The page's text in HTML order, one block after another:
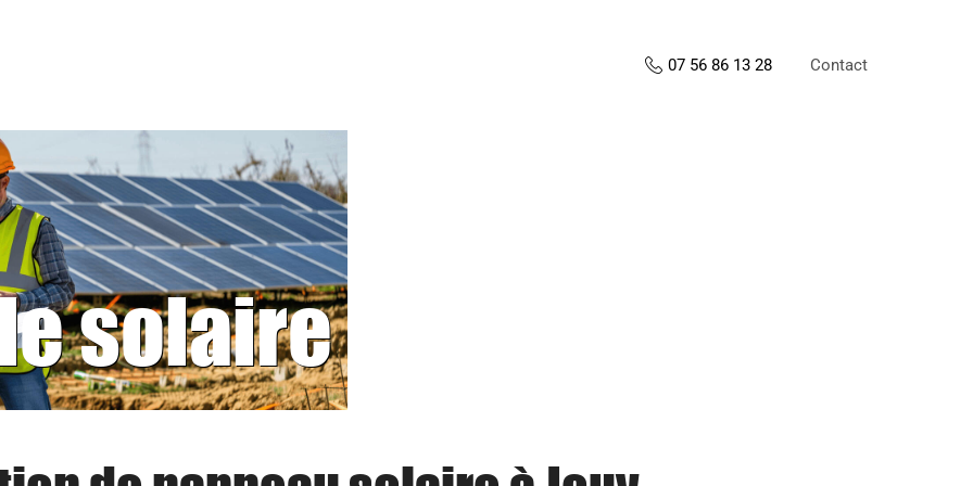
07 56 86 13 28 Contact
solaire